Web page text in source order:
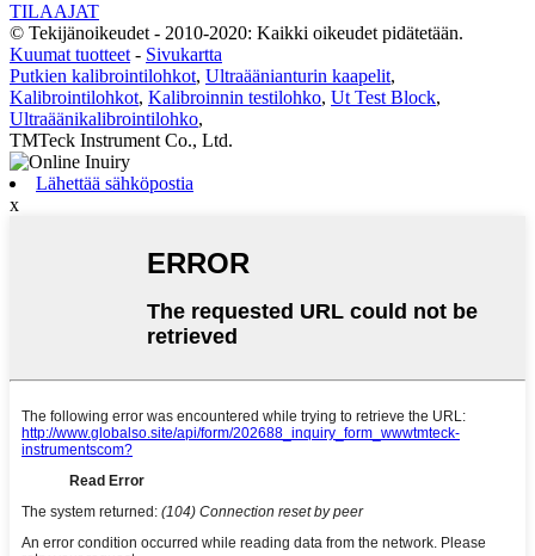
TILAAJAT
© Tekijänoikeudet - 2010-2020: Kaikki oikeudet pidätetään.
Kuumat tuotteet- Sivukartta
Putkien kalibrointilohkot, Ultraäänianturin kaapelit,
Kalibrointilohkot, Kalibroinnin testilohko, Ut Test Block,
Ultraäänikalibrointilohko,
TMTeck Instrument Co., Ltd.
Lähettää sähköpostia
x